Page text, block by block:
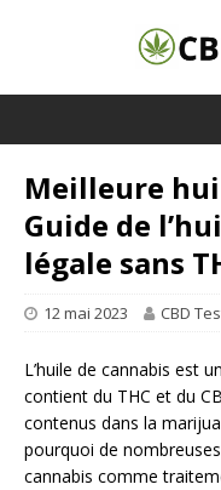
Meilleure
Guide de
légale sans
12 mai 2023 CBD
L’huile de cannabis est
contient du THC et du
contenus dans la
pourquoi de
cannabis comme